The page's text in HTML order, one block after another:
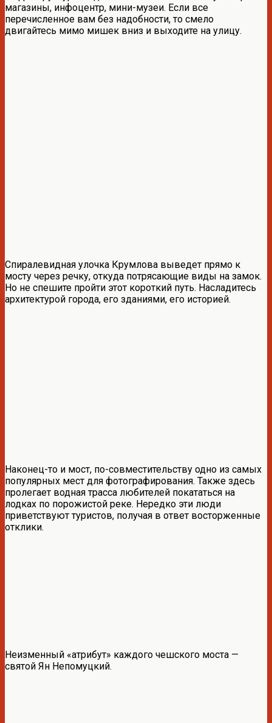
магазины, инфоцентр, мини-музеи. Если все
перечисленное вам без надобности, то смело
двигайтесь мимо мишек вниз и выходите на улицу.
Спиралевидная улочка Крумлова выведет прямо к
мосту через речку, откуда потрясающие виды на замок.
Но не спешите пройти этот короткий путь. Насладитесь
архитектурой города, его зданиями, его историей.
Наконец-то и мост, по-совместительству одно из самых
популярных мест для фотографирования. Также здесь
пролегает водная трасса любителей покататься на
лодках по порожистой реке. Нередко эти люди
приветствуют туристов, получая в ответ восторженные
отклики.
Неизменный «атрибут» каждого чешского моста —
святой Ян Непомуцкий.